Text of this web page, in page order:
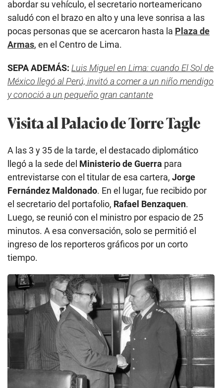
abordar su vehículo, el secretario norteamericano
saludó con el brazo en alto y una leve sonrisa a las
pocas personas que se acercaron hasta la Plaza de
Armas, en el Centro de Lima.
SEPA ADEMÁS: Luis Miguel en Lima: cuando El Sol de
México llegó al Perú, invitó a comer a un niño mendigo
y conoció a un pequeño gran cantante
Visita al Palacio de Torre Tagle
A las 3 y 35 de la tarde, el destacado diplomático
llegó a la sede del Ministerio de Guerra para
entrevistarse con el titular de esa cartera, Jorge
Fernández Maldonado. En el lugar, fue recibido por
el secretario del portafolio, Rafael Benzaquen.
Luego, se reunió con el ministro por espacio de 25
minutos. A esa conversación, solo se permitió el
ingreso de los reporteros gráficos por un corto
tiempo.